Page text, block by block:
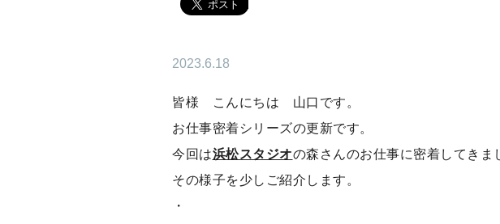
2023.6.18
皆様 こんにちは 山口です。
お仕事密着シリーズの更新です。
今回は浜松スタジオの森さんのお仕事に密着してきま
その様子を少しご紹介します。
・